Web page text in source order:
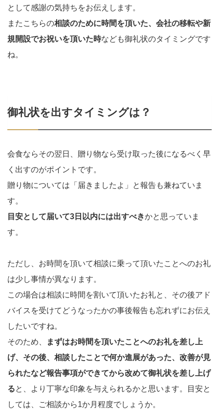
として感謝の気持ちをお伝えします。
またこちらの相談のために時間を頂いた、会社の移転や新
規開設でお祝いを頂いた時なども御礼状のタイミングです
ね。
御礼状を出すタイミングは？
会食ならその翌日、贈り物なら受け取った後になるべく早
く出すのがポイントです。
贈り物については「届きましたよ」と報告も兼ねていま
す。
目安として届いて3日以内には出すべきかと思っていま
す。
ただし、お時間を頂いて相談に乗って頂いたことへのお礼
は少し事情が異なります。
この場合は相談に時間を割いて頂いたお礼と、その後アド
バイスを受けてどうなったかの事後報告も忘れずにお伝え
したいですね。
そのため、
まずはお時間を頂いたことへのお礼を差し上
げ、その後、相談したことで何か進展があった、改善が見
られたなど報告事項ができてから改めて御礼状を差し上げ
ると、より丁寧な印象を与えられるかと思います。目安と
しては、ご相談から1か月程度でしょうか。